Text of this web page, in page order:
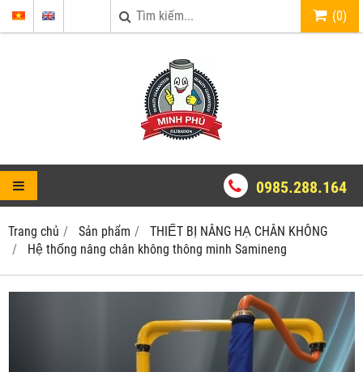
(0)
0985.288.164
Trang chủ Sản phẩm
THIẾT BỊ NÂNG HẠ CHÂN KHÔNG
Hệ thống nâng chân không thông minh Samineng